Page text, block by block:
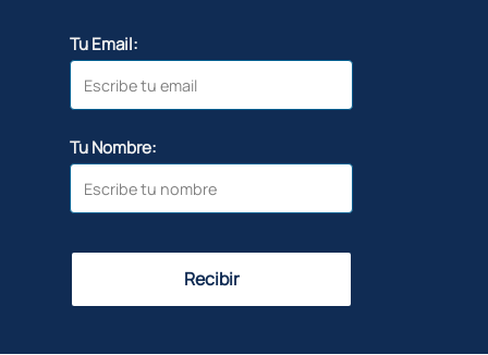
Tu Email:
Tu Nombre:
Recibir